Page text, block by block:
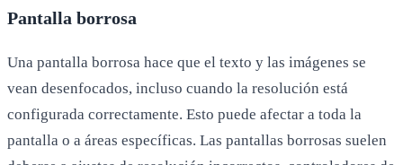
Pantalla borrosa
Una pantalla borrosa hace que el texto y las imágenes se
vean desenfocados, incluso cuando la resolución está
configurada correctamente. Esto puede afectar a toda la
pantalla o a áreas específicas. Las pantallas borrosas suelen